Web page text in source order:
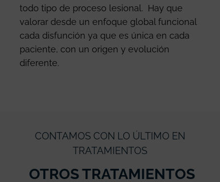
todo tipo de proceso lesional. Hay que
valorar desde un enfoque global funcional
cada disfunción ya que es única en cada
paciente, con un origen y evolución
diferente.
CONTAMOS CON LO ÚLTIMO EN
TRATAMIENTOS
OTROS TRATAMIENTOS